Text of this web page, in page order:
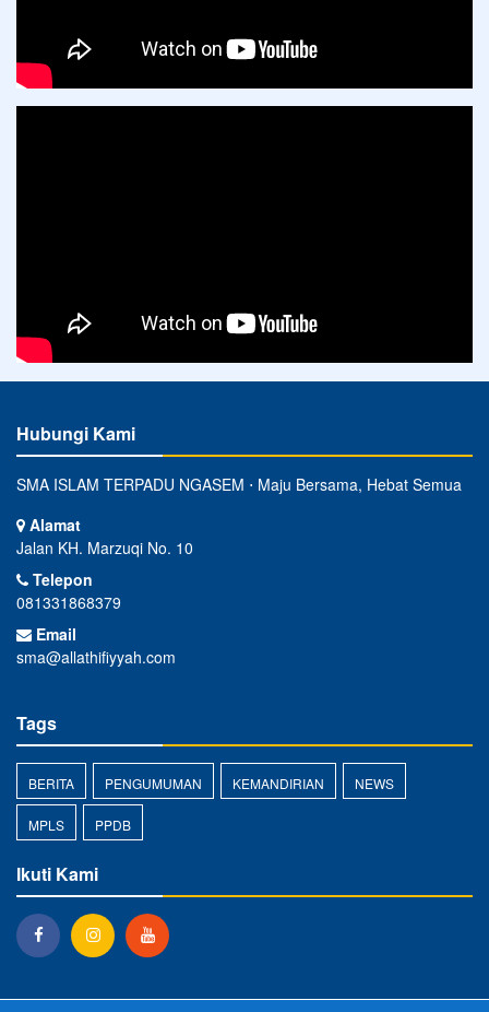
Hubungi Kami
SMA ISLAM TERPADU NGASEM ⋅ Maju Bersama, Hebat Semua
Alamat
Jalan KH. Marzuqi No. 10
Telepon
081331868379
Email
sma@allathifiyyah.com
Tags
BERITA PENGUMUMAN KEMANDIRIAN NEWS
MPLS PPDB
Ikuti Kami